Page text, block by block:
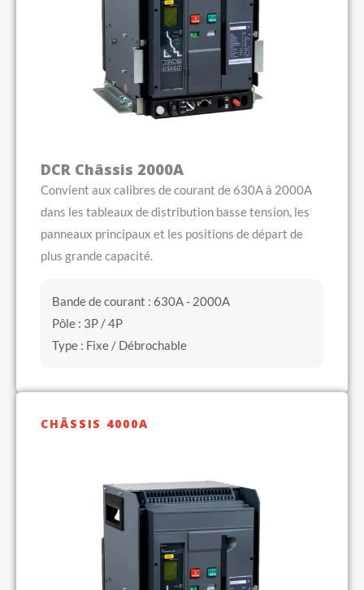
DCR Châssis 2000A
Convient aux calibres de courant de 630A à 2000A
dans les tableaux de distribution basse tension, les
panneaux principaux et les positions de départ de
plus grande capacité.
Bande de courant : 630A - 2000A
Pôle : 3P / 4P
Type : Fixe / Débrochable
CHÂSSIS 4000A